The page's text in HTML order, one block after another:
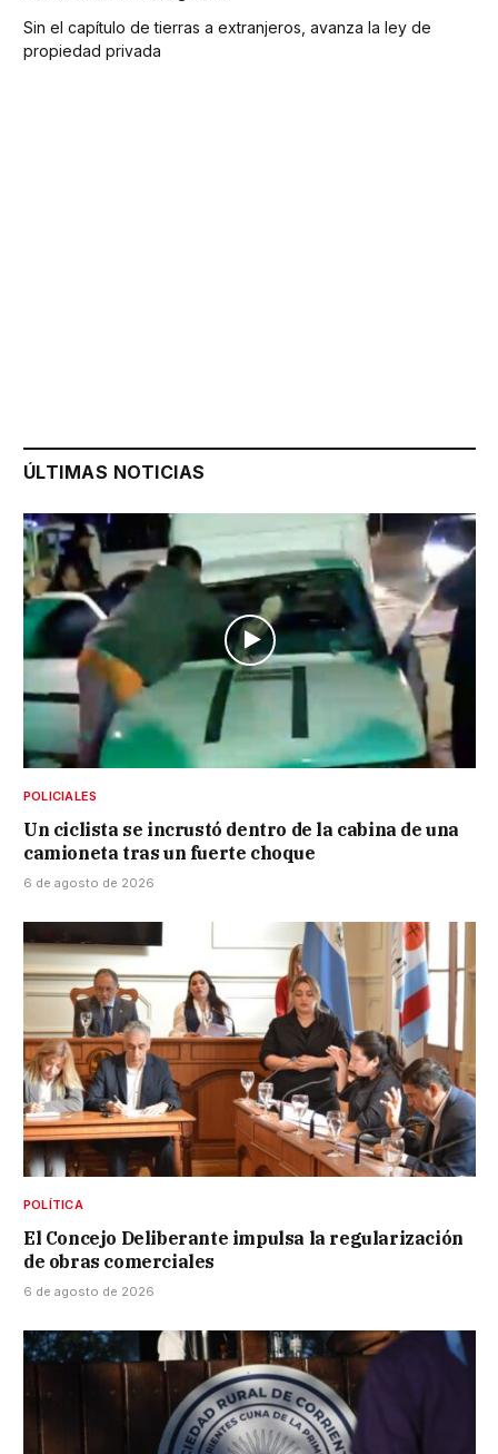
Sin el capítulo de tierras a extranjeros, avanza la ley de
propiedad privada
ÚLTIMAS NOTICIAS
POLICIALES
Un ciclista se incrustó dentro de la cabina de una
camioneta tras un fuerte choque
6 de agosto de 2026
POLÍTICA
El Concejo Deliberante impulsa la regularización
de obras comerciales
6 de agosto de 2026